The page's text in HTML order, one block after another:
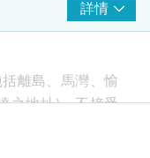
鮮食，或製成罐
湯；將成熟果實
酒不必去核，用
比例浸泡。龍眼
詳情
離島、馬灣、愉
之地址)，不接受